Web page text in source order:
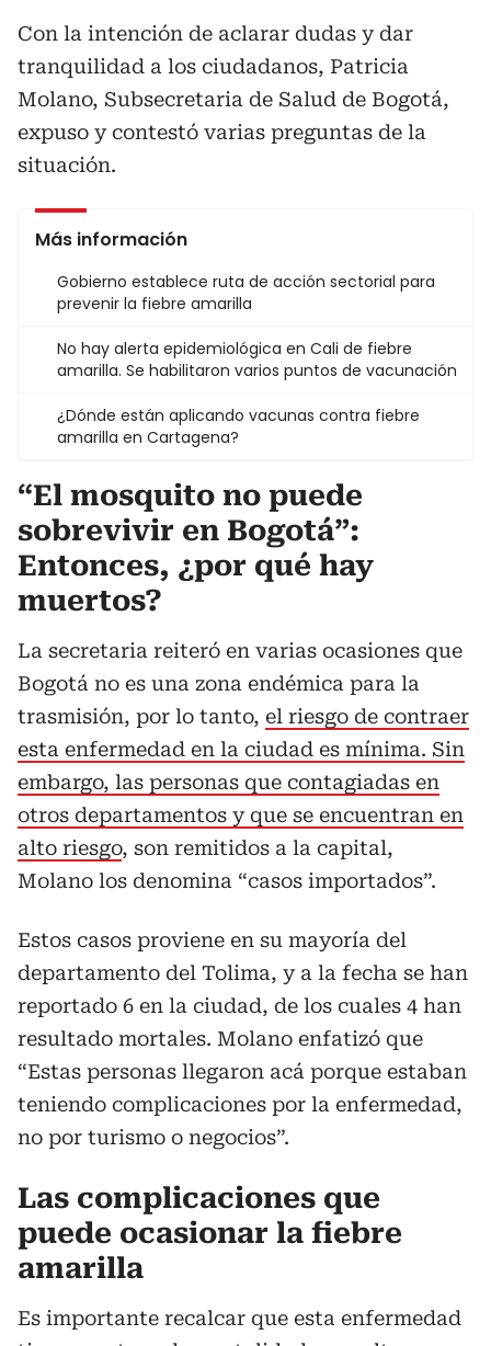
Con la intención de aclarar dudas y dar
tranquilidad a los ciudadanos, Patricia
Molano, Subsecretaria de Salud de Bogotá,
expuso y contestó varias preguntas de la
situación.
Más información
Gobierno establece ruta de acción sectorial para
prevenir la fiebre amarilla
No hay alerta epidemiológica en Cali de fiebre
amarilla. Se habilitaron varios puntos de vacunación
¿Dónde están aplicando vacunas contra fiebre
amarilla en Cartagena?
“El mosquito no puede
sobrevivir en Bogotá”:
Entonces, ¿por qué hay
muertos?
La secretaria reiteró en varias ocasiones que
Bogotá no es una zona endémica para la
trasmisión, por lo tanto, el riesgo de contraer
esta enfermedad en la ciudad es mínima. Sin
embargo, las personas que contagiadas en
otros departamentos y que se encuentran en
alto riesgo, son remitidos a la capital,
Molano los denomina “casos importados”.
Estos casos proviene en su mayoría del
departamento del Tolima, y a la fecha se han
reportado 6 en la ciudad, de los cuales 4 han
resultado mortales. Molano enfatizó que
“Estas personas llegaron acá porque estaban
teniendo complicaciones por la enfermedad,
no por turismo o negocios”.
Las complicaciones que
puede ocasionar la fiebre
amarilla
Es importante recalcar que esta enfermedad